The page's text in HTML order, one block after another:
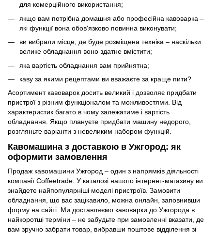
для комерційного використання;
якщо вам потрібна домашня або професійна кавоварка –
які функції вона обов'язково повинна виконувати;
ви вибрали місце, де буде розміщена техніка – наскільки
велике обладнання воно здатне вмістити;
яка вартість обладнання вам прийнятна;
каву за якими рецептами ви вважаєте за краще пити?
Асортимент кавоварок досить великий і дозволяє придбати
пристрої з різним функціоналом та можливостями. Від
характеристик багато в чому залежатиме і вартість
обладнання. Якщо плануєте придбати машину недорого,
розгляньте варіанти з невеликим набором функцій.
Кавомашина з доставкою в Ужгород: як
оформити замовлення
Продаж кавомашини Ужгород – один з напрямків діяльності
компанії Coffeetrade. У каталозі нашого інтернет-магазину ви
знайдете найпопулярніші моделі пристроїв. Замовити
обладнання, що вас зацікавило, можна онлайн, заповнивши
форму на сайті. Ми доставляємо кавоварки до Ужгорода в
найкоротші терміни – не забудьте при замовленні вказати, де
вам зручно забрати товар, вибравши поштове відділення зі